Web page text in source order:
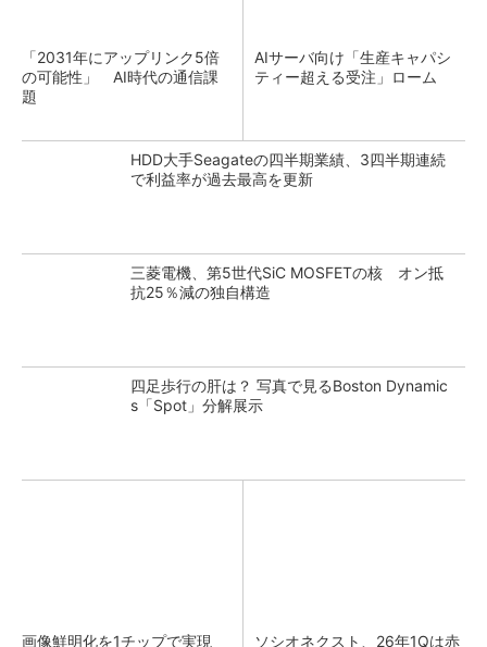
「2031年にアップリンク5倍
の可能性」 AI時代の通信課
題
AIサーバ向け「生産キャパシ
ティー超える受注」ローム
HDD大手Seagateの四半期業績、3四半期連続
で利益率が過去最高を更新
三菱電機、第5世代SiC MOSFETの核 オン抵
抗25％減の独自構造
四足歩行の肝は？ 写真で見るBoston Dynamic
s「Spot」分解展示
画像鮮明化を1チップで実現
ソシオネクスト、26年1Qは赤